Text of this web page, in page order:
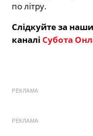
по літру.
Слідкуйте за
каналі Субота
РЕКЛАМА
РЕКЛАМА